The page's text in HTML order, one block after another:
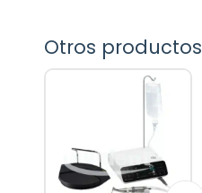
Otros productos